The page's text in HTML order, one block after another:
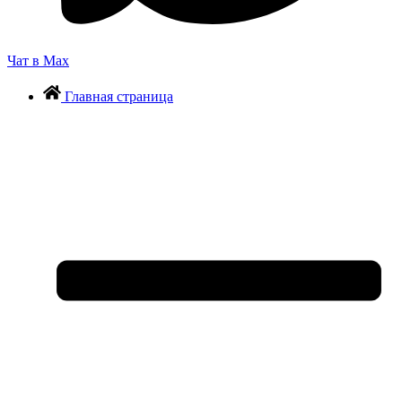
Чат в Max
Главная страница